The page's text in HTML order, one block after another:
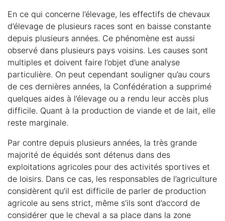
En ce qui concerne l’élevage, les effectifs de chevaux
d’élevage de plusieurs races sont en baisse constante
depuis plusieurs années. Ce phénomène est aussi
observé dans plusieurs pays voisins. Les causes sont
multiples et doivent faire l’objet d’une analyse
particulière. On peut cependant souligner qu’au cours
de ces dernières années, la Confédération a supprimé
quelques aides à l’élevage ou a rendu leur accès plus
difficile. Quant à la production de viande et de lait, elle
reste marginale.
Par contre depuis plusieurs années, la très grande
majorité de équidés sont détenus dans des
exploitations agricoles pour des activités sportives et
de loisirs. Dans ce cas, les responsables de l’agriculture
considèrent qu’il est difficile de parler de production
agricole au sens strict, même s’ils sont d’accord de
considérer que le cheval a sa place dans la zone